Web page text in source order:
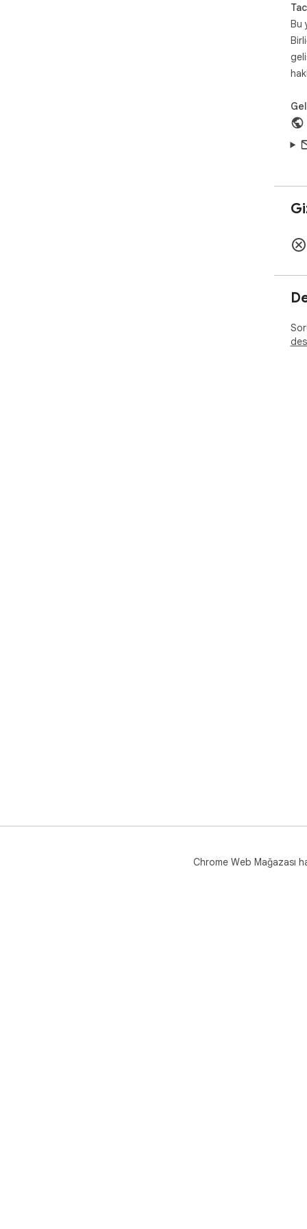
Bu
Chrome Web Mağazası